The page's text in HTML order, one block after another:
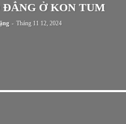
Ở KON TUM
- Tháng 11 12, 2024